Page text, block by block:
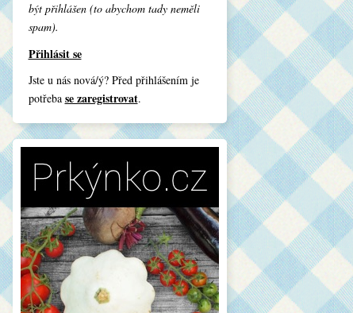
být přihlášen (to abychom tady neměli
spam).
Přihlásit se
Jste u nás nová/ý? Před přihlášením je
potřeba se zaregistrovat.